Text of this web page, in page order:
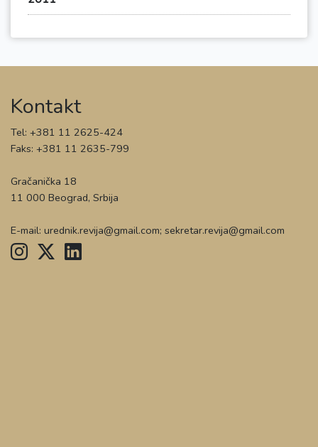
Kontakt
Tel: +381 11 2625-424
Faks: +381 11 2635-799
Gračanička 18
11 000 Beograd, Srbija
E-mail: urednik.revija@gmail.com; sekretar.revija@gmail.com